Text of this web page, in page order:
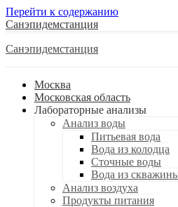
Перейти к содержанию
Санэпидемстанция
Санэпидемстанция
Москва
Московская область
Лабораторные анализы
Анализ воды
Питьевая вода
Вода из колодца
Сточные воды
Вода из
Анализ воздуха
Продукты питания